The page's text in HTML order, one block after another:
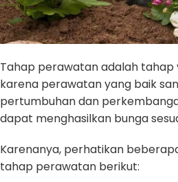
Tahap perawatan adalah tahap
karena perawatan yang baik
pertumbuhan dan
dapat menghasilkan bunga
Karenanya, perhatikan
tahap perawatan berikut: